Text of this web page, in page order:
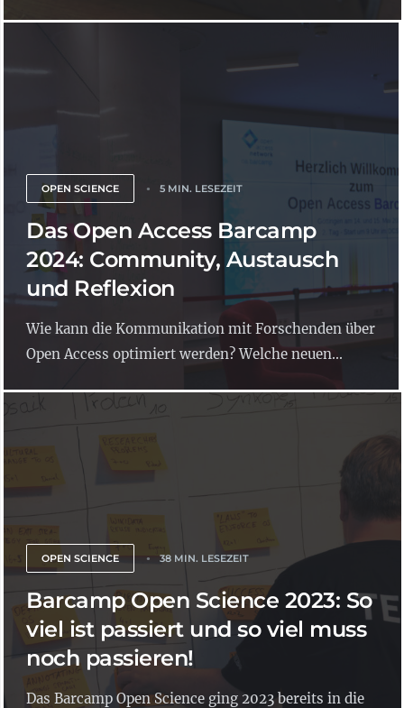
OPEN SCIENCE 5 MIN. LESEZEIT
Das Open Access Barcamp
2024: Community, Austausch
und Reflexion
Wie kann die Kommunikation mit Forschenden über
Open Access optimiert werden? Welche neuen...
OPEN SCIENCE 38 MIN. LESEZEIT
Barcamp Open Science 2023: So
viel ist passiert und so viel muss
noch passieren!
Das Barcamp Open Science ging 2023 bereits in die